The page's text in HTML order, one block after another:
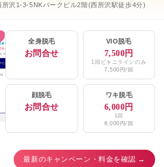
沢1-3-5NKパークビル2階(西所沢駅徒歩4分)
全身脱毛
お問合せ
VIO脱毛
7,500円
1回ビキニラインのみ
7,500円/回
顔脱毛
お問合せ
ワキ脱毛
6,000円
1回
6,000円/回
最新のキャンペーン・料金を確認 →